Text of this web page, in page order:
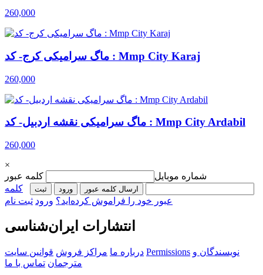
260,000
ماگ سرامیکی کرج- کد : Mmp City Karaj
260,000
ماگ سرامیکی نقشه اردبیل- کد : Mmp City Ardabil
260,000
×
شماره موبایل
کلمه عبور
ارسال کلمه عبور ورود ثبت‌
کلمه
عبور خود را فراموش کرده‌اید؟ ورود ثبت نام
انتشارات ایران‌شناسی
درباره ما مراکز فروش قوانین سایت Permissions نویسندگان و
مترجمان تماس با ما